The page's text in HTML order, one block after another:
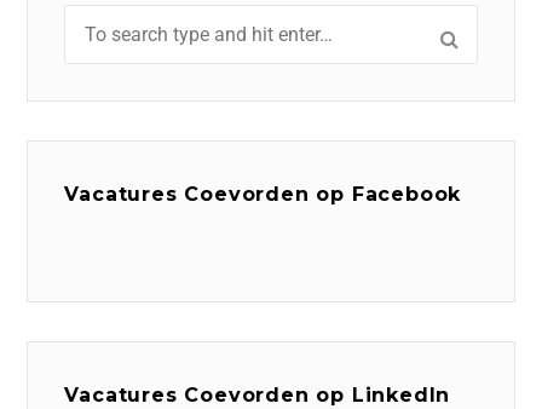
Vacatures Coevorden op Facebook
Vacatures Coevorden op LinkedIn